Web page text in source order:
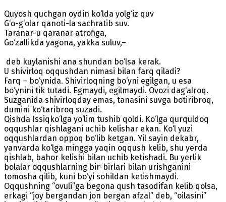
Quyosh quchgan oydin ko‘lda yolg‘iz quv
G‘o-g‘olar qanoti-la sachratib suv.
Taranar-u qaranar atrofiga,
Go‘zallikda yagona, yakka suluv,–
deb kuylanishi ana shundan bo‘lsa kerak.
U shivirloq oqqushdan nimasi bilan farq qiladi?
Farq – bo‘ynida. Shivirloqning bo‘yni egilgan, u esa
bo‘ynini tik tutadi. Egmaydi, egilmaydi. Ovozi dag‘alroq.
Suzganida shivirloqday emas, tanasini suvga botiribroq,
dumini ko‘taribroq suzadi.
Qishda Issiqko‘lga yo‘lim tushib qoldi. Ko‘lga qurquldoq
oqqushlar qishlagani uchib kelishar ekan. Ko‘l yuzi
oqqushlardan oppoq bo‘lib ketgan. Yil sayin dekabr,
yanvarda ko‘lga mingga yaqin oqqush kelib, shu yerda
qishlab, bahor kelishi bilan uchib ketishadi. Bu yerlik
bolalar oqqushlarning bir-birlari bilan urishganini
tomosha qilib, kuni bo‘yi sohildan ketishmaydi.
Oqqushning “ovuli”ga begona qush tasodifan kelib qolsa,
erkagi “joy bergandan jon bergan afzal” deb, “oilasini”